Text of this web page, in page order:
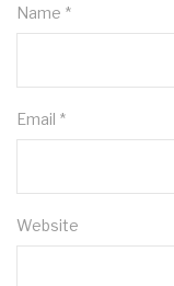
Name *
Email *
Website